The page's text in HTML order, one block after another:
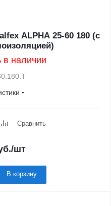
ALPHA 25-60 180 (с
в наличии
Сравнить
/шт
В корзину